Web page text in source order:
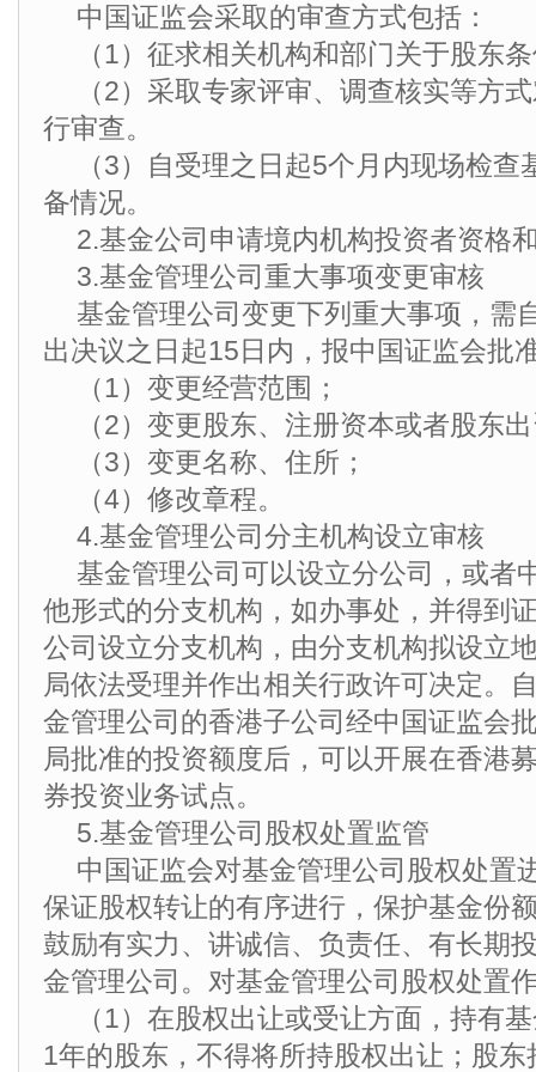
中国证监会采取的审查方式包括：
（1）征求相关机构和部门关于股东
（2）采取专家评审、调查核实等方
行审查。
（3）自受理之日起5个月内现场检
备情况。
2.基金公司申请境内机构投资者资格
3.基金管理公司重大事项变更审核
基金管理公司变更下列重大事项，需
出决议之日起15日内，报中国证监会批
（1）变更经营范围；
（2）变更股东、注册资本或者股东
（3）变更名称、住所；
（4）修改章程。
4.基金管理公司分主机构设立审核
基金管理公司可以设立分公司，或者
他形式的分支机构，如办事处，并得到
公司设立分支机构，由分支机构拟设立
局依法受理并作出相关行政许可决定。
金管理公司的香港子公司经中国证监会
局批准的投资额度后，可以开展在香港
券投资业务试点。
5.基金管理公司股权处置监管
中国证监会对基金管理公司股权处置
保证股权转让的有序进行，保护基金份
鼓励有实力、讲诚信、负责任、有长期
金管理公司。对基金管理公司股权处置
（1）在股权出让或受让方面，持有
1年的股东，不得将所持股权出让；股